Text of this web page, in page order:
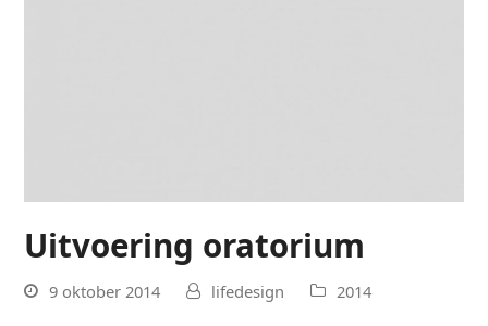
Uitvoering oratorium
9 oktober 2014 lifedesign 2014